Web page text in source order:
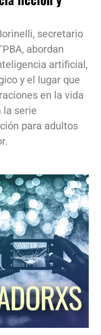
secretario
abordan
artificial,
y el lugar que
en la vida
la serie
para adultos